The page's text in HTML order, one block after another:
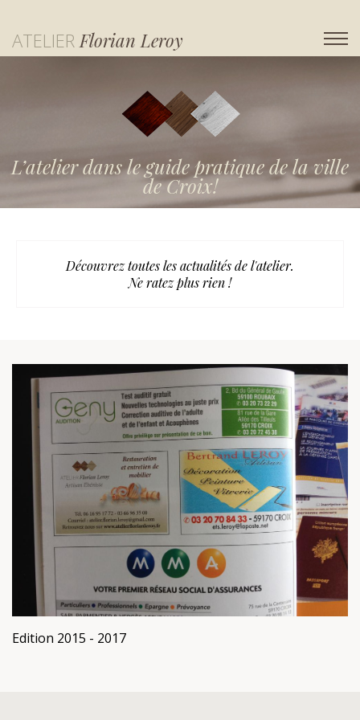
ATELIERFlorian Leroy
L’atelier dans le guide pratique de la ville
de Croix!
Découvrez toutes les actualités de l'atelier.
Ne ratez plus rien !
Edition 2015 - 2017